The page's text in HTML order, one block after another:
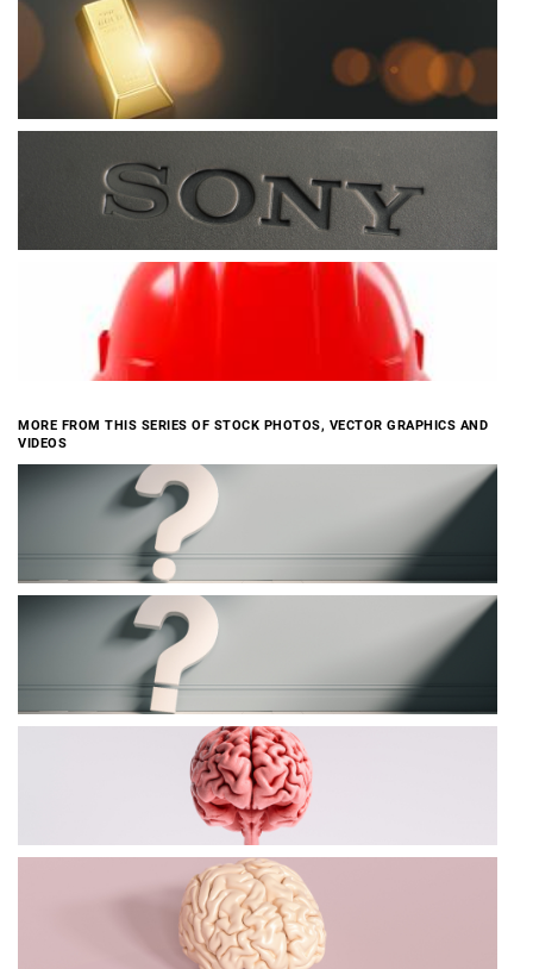
MORE FROM THIS SERIES OF STOCK PHOTOS, VECTOR GRAPHICS AND
VIDEOS